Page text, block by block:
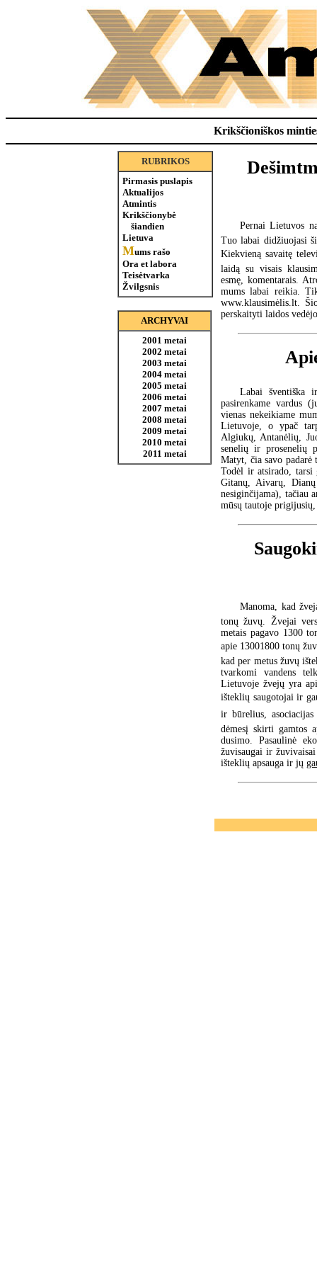
Krikščioniškos
RUBRIKOS
Pirmasis puslapis
Aktualijos
Atmintis
Krikščionybė
šiandien
Lietuva
Mums rašo
Ora et labora
Teisėtvarka
Žvilgsnis
ARCHYVAI
2001 metai
2002 metai
2003 metai
2004 metai
2005 metai
2006 metai
2007 metai
2008 metai
2009 metai
2010 metai
2011 metai
Pernai Lietuvos
Tuo labai didžiuojasi
Kiekvieną savaitę
laidą su visais
esmę, komentarais.
mums labai reikia.
www.klausimėlis.lt.
perskaityti laidos
Labai šventiška
pasirenkame vardus
vienas nekeikiame
Lietuvoje, o ypač
Algiukų, Antanėlių,
senelių ir prosenelių
Matyt, čia savo
Todėl ir atsirado, tarsi
Gitanų, Aivarų,
nesiginčijama), tačiau
mūsų tautoje
Manoma, kad
tonų žuvų. Žvejai
metais pagavo 1300
apie 13001800 tonų
kad per metus žuvų
tvarkomi vandens
Lietuvoje žvejų yra
išteklių saugotojai ir
ir būrelius,
dėmesį skirti gamtos
dusimo. Pasaulinė
žuvisaugai ir
išteklių apsauga ir jų